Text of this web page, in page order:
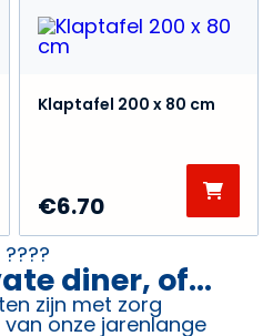
Klaptafel 200 x 80 cm
€6.70
diner, of...
zijn met zorg
onze jarenlange